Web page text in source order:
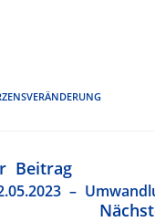
Beitrag
–